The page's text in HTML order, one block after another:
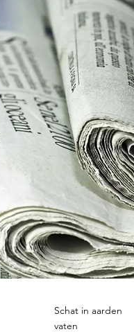
Schat in aarden
vaten